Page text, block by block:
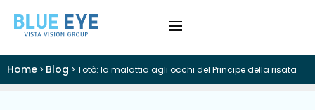
Home > Blog > Totò: la malattia agli occhi del Principe della risata
Difetti Visivi ›